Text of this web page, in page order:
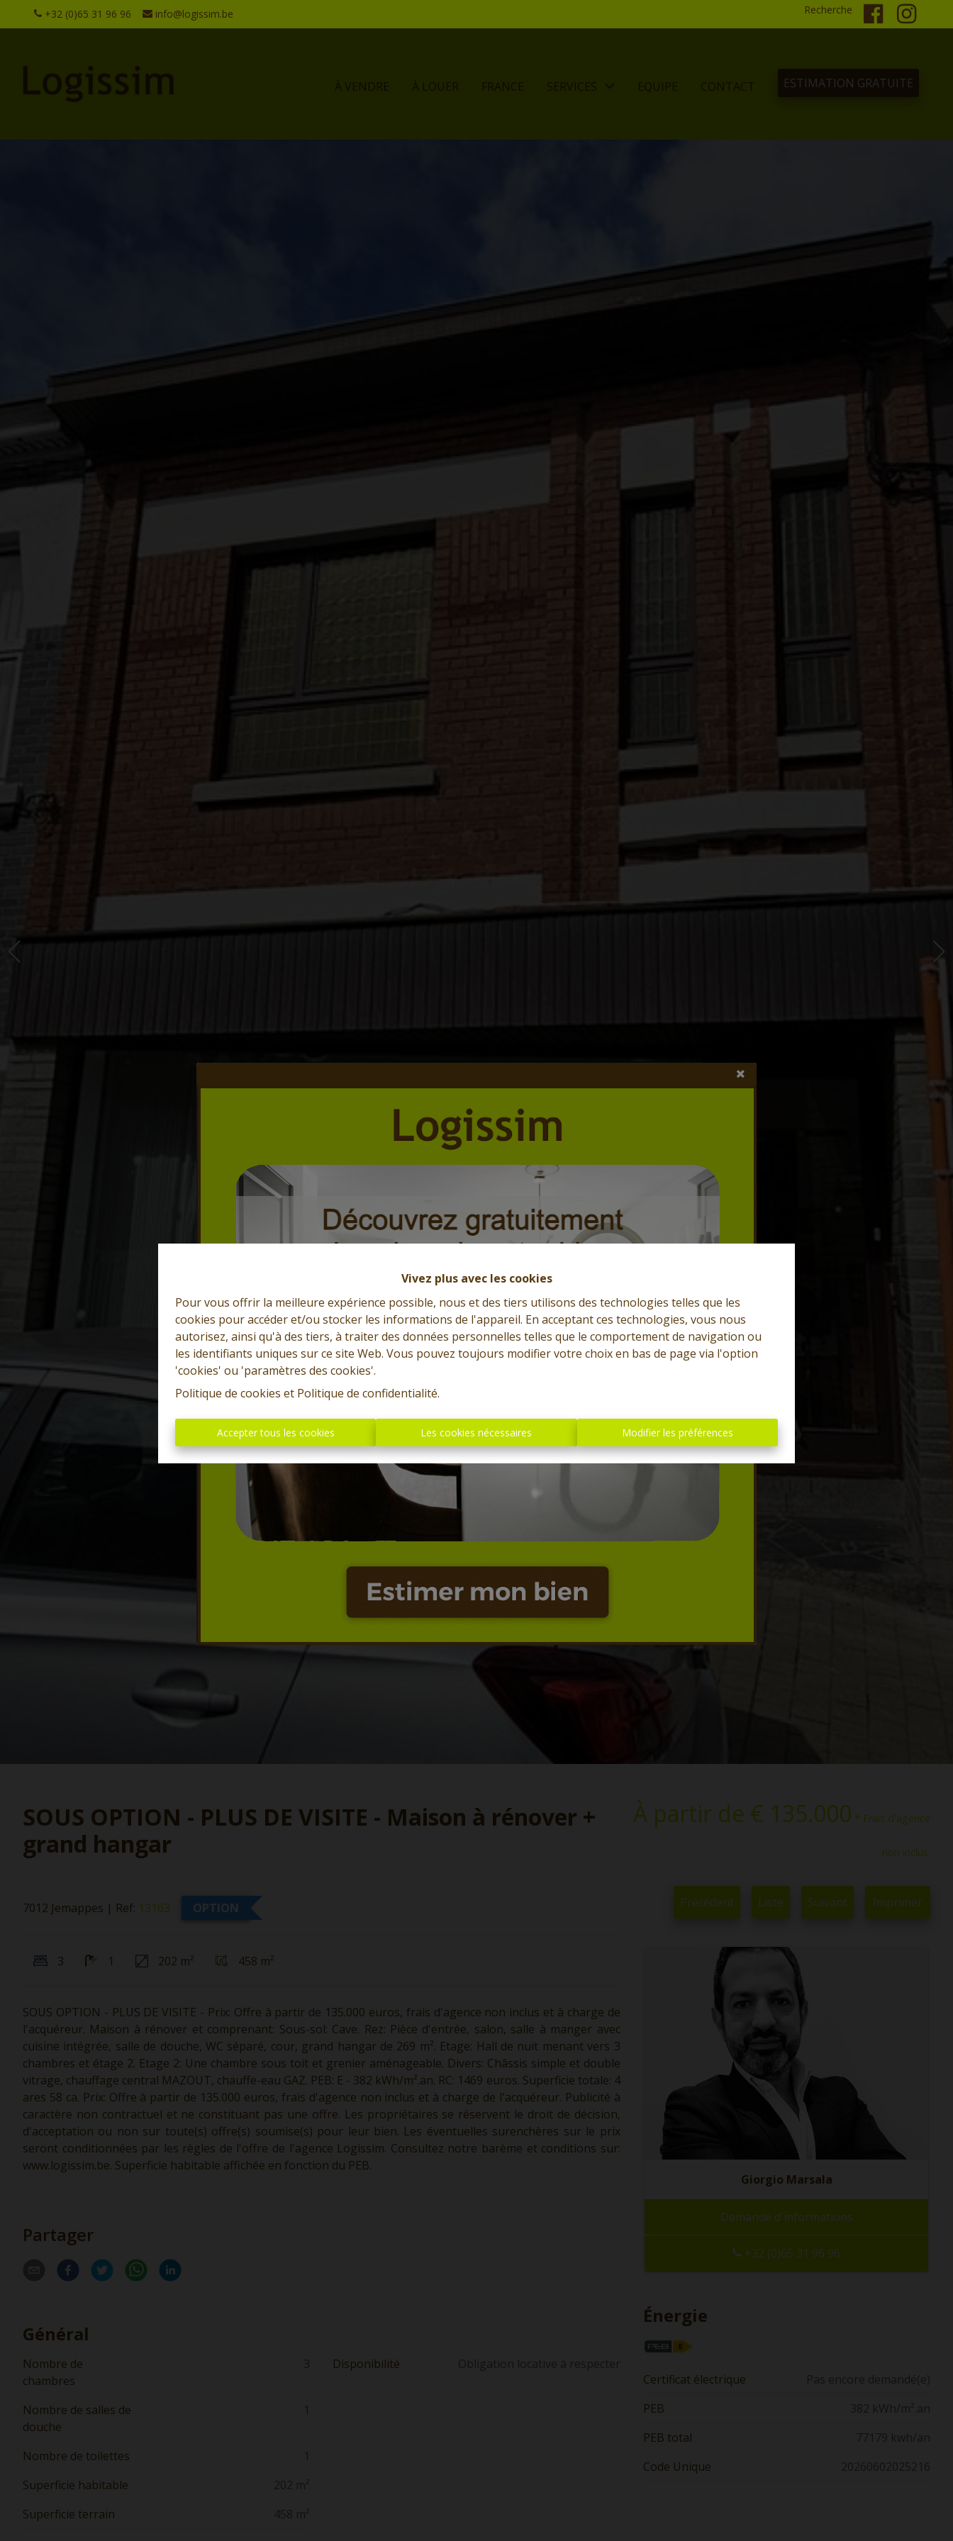
Vivez plus avec les cookies
Pour vous offrir la meilleure expérience possible, nous et des tiers utilisons des technologies telles que les
cookies pour accéder et/ou stocker les informations de l'appareil. En acceptant ces technologies, vous nous
autorisez, ainsi qu'à des tiers, à traiter des données personnelles telles que le comportement de navigation ou
les identifiants uniques sur ce site Web. Vous pouvez toujours modifier votre choix en bas de page via l'option
'cookies' ou 'paramètres des cookies'.
Politique de cookies et Politique de confidentialité.
Accepter tous les cookies Les cookies nécessaires Modifier les préférences
+32 (0)65 31 96 96 info@logissim.be Recherche
À VENDRE À LOUER FRANCE SERVICES EQUIPE CONTACT ESTIMATION GRATUITE
SOUS OPTION - PLUS DE VISITE - Maison à rénover +
grand hangar
À partir de € 135.000 * Frais d'agence
non inclus.
7012 Jemappes | Ref: 13163 OPTION Précédent Liste Suivant Imprimer
3 1 202 m² 458 m²
SOUS OPTION - PLUS DE VISITE - Prix: Offre à partir de 135.000 euros, frais d'agence non inclus et à charge de
l'acquéreur. Maison à rénover et comprenant: Sous-sol: Cave. Rez: Pièce d'entrée, salon, salle à manger avec
cuisine intégrée, salle de douche, WC séparé, cour, grand hangar de 269 m². Etage: Hall de nuit menant vers 3
chambres et étage 2. Etage 2: Une chambre sous toit et grenier aménageable. Divers: Châssis simple et double
vitrage, chauffage central MAZOUT, chauffe-eau GAZ. PEB: E - 382 kWh/m².an. RC: 1469 euros. Superficie totale: 4
ares 58 ca. Prix: Offre à partir de 135.000 euros, frais d'agence non inclus et à charge de l'acquéreur. Publicité à
caractère non contractuel et ne constituant pas une offre. Les propriétaires se réservent le droit de décision,
d'acceptation ou non sur toute(s) offre(s) soumise(s) pour leur bien. Les éventuelles surenchères sur le prix
seront conditionnées par les règles de l'offre de l'agence Logissim. Consultez notre barème et conditions sur:
www.logissim.be. Superficie habitable affichée en fonction du PEB.
Partager
Général
Nombre de
chambres
3
Nombre de salles de
douche
1
Nombre de toilettes
1
Superficie habitable
202 m²
Superficie terrain
458 m²
Disponibilité Obligation locative à respecter
Giorgio Marsala
Demande d'informations
+32 (0)65 31 96 96
Énergie
Certificat électrique
Pas encore demandé(e)
PEB
382 kWh/m².an
PEB total
77179 kwh/an
Code Unique
20260602025216